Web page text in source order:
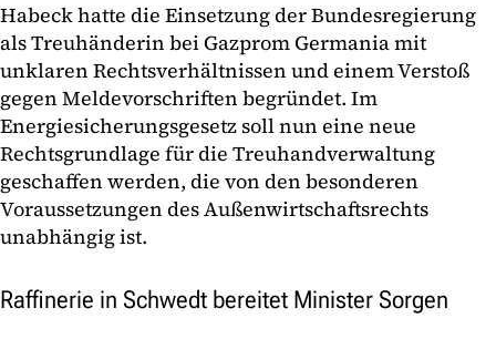
Habeck hatte die Einsetzung der Bundesregierung
als Treuhänderin bei Gazprom Germania mit
unklaren Rechtsverhältnissen und einem Verstoß
gegen Meldevorschriften begründet. Im
Energiesicherungsgesetz soll nun eine neue
Rechtsgrundlage für die Treuhandverwaltung
geschaffen werden, die von den besonderen
Voraussetzungen des Außenwirtschaftsrechts
unabhängig ist.
Raffinerie in Schwedt bereitet Minister Sorgen